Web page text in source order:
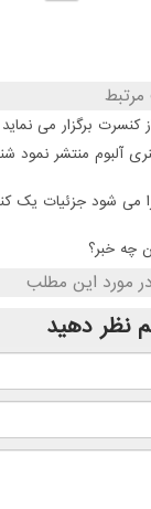
مرتبط
کنسرت برگزار می نماید
آلبوم منتشر نمود
می شود جزئیات یک
چه خبر؟
مورد این مطلب
نظر دهید